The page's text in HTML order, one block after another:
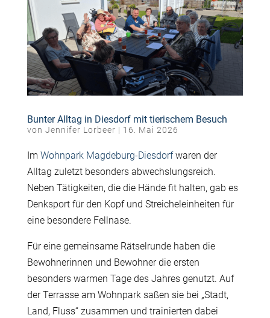
Bunter Alltag in Diesdorf mit tierischem Besuch
von Jennifer Lorbeer | 16. Mai 2026
Im Wohnpark Magdeburg-Diesdorfwaren der
Alltag zuletzt besonders abwechslungsreich.
Neben Tätigkeiten, die die Hände fit halten, gab es
Denksport für den Kopf und Streicheleinheiten für
eine besondere Fellnase.
Für eine gemeinsame Rätselrunde haben die
Bewohnerinnen und Bewohner die ersten
besonders warmen Tage des Jahres genutzt. Auf
der Terrasse am Wohnpark saßen sie bei „Stadt,
Land, Fluss“ zusammen und trainierten dabei